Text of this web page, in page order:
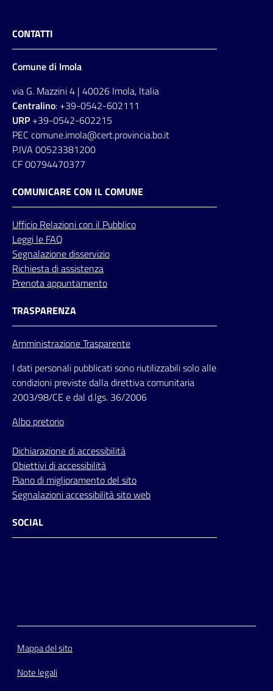
CONTATTI
Comune di Imola
via G. Mazzini 4 | 40026 Imola, Italia
Centralino: +39-0542-602111
URP +39-0542-602215
PEC comune.imola@cert.provincia.bo.it
P.IVA 00523381200
CF 00794470377
COMUNICARE CON IL COMUNE
Ufficio Relazionicon il Pubblico
Leggi le FAQ
Segnalazione disservizio
Richiesta di assistenza
Prenota appuntamento
TRASPARENZA
Amministrazione Trasparente
I dati personali pubblicati sono riutilizzabili solo alle
condizioni previste dalla direttiva comunitaria
2003/98/CE e dal d.lgs. 36/2006
Albo pretorio
Dichiarazione di accessibilità
Obiettivi di accessibilità
Piano di miglioramento del sito
Segnalazioni accessibilità sito web
SOCIAL
Mappa del sito
Note legali